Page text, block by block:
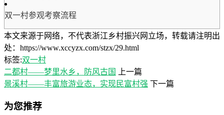
双一村参观考察流程
本文来源于网络，不代表浙江乡村振兴网立场，转载请注明出
处：https://www.xccyzx.com/stzx/29.html
标签:双一村
二都村——梦里水乡，防风古国
上一篇
景溪村——丰富旅游业态，实现民富村强 下一篇
为您推荐